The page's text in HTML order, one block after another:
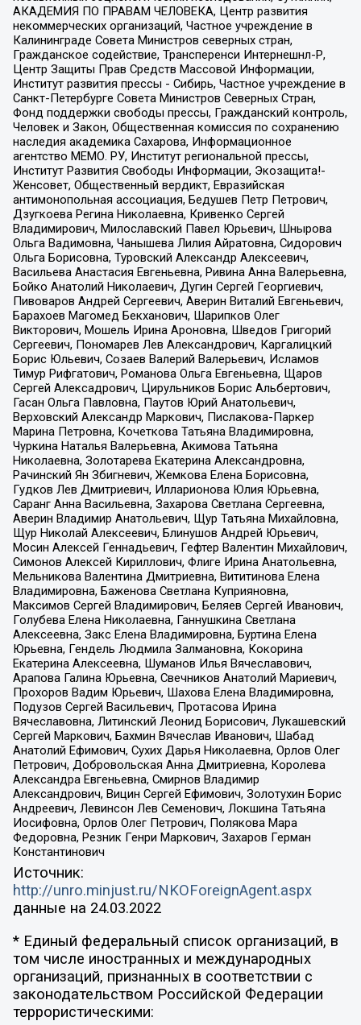
АКАДЕМИЯ ПО ПРАВАМ ЧЕЛОВЕКА, Центр развития
некоммерческих организаций, Частное учреждение в
Калининграде Совета Министров северных стран,
Гражданское содействие, Трансперенси Интернешнл-Р,
Центр Защиты Прав Средств Массовой Информации,
Институт развития прессы - Сибирь, Частное учреждение в
Санкт-Петербурге Совета Министров Северных Стран,
Фонд поддержки свободы прессы, Гражданский контроль,
Человек и Закон, Общественная комиссия по сохранению
наследия академика Сахарова, Информационное
агентство МЕМО. РУ, Институт региональной прессы,
Институт Развития Свободы Информации, Экозащита!-
Женсовет, Общественный вердикт, Евразийская
антимонопольная ассоциация, Бедушев Петр Петрович,
Дзугкоева Регина Николаевна, Кривенко Сергей
Владимирович, Милославский Павел Юрьевич, Шнырова
Ольга Вадимовна, Чанышева Лилия Айратовна, Сидорович
Ольга Борисовна, Туровский Александр Алексеевич,
Васильева Анастасия Евгеньевна, Ривина Анна Валерьевна,
Бойко Анатолий Николаевич, Дугин Сергей Георгиевич,
Пивоваров Андрей Сергеевич, Аверин Виталий Евгеньевич,
Барахоев Магомед Бекханович, Шарипков Олег
Викторович, Мошель Ирина Ароновна, Шведов Григорий
Сергеевич, Пономарев Лев Александрович, Каргалицкий
Борис Юльевич, Созаев Валерий Валерьевич, Исламов
Тимур Рифгатович, Романова Ольга Евгеньевна, Щаров
Сергей Алексадрович, Цирульников Борис Альбертович,
Гасан Ольга Павловна, Паутов Юрий Анатольевич,
Верховский Александр Маркович, Пислакова-Паркер
Марина Петровна, Кочеткова Татьяна Владимировна,
Чуркина Наталья Валерьевна, Акимова Татьяна
Николаевна, Золотарева Екатерина Александровна,
Рачинский Ян Збигневич, Жемкова Елена Борисовна,
Гудков Лев Дмитриевич, Илларионова Юлия Юрьевна,
Саранг Анна Васильевна, Захарова Светлана Сергеевна,
Аверин Владимир Анатольевич, Щур Татьяна Михайловна,
Щур Николай Алексеевич, Блинушов Андрей Юрьевич,
Мосин Алексей Геннадьевич, Гефтер Валентин Михайлович,
Симонов Алексей Кириллович, Флиге Ирина Анатольевна,
Мельникова Валентина Дмитриевна, Вититинова Елена
Владимировна, Баженова Светлана Куприяновна,
Максимов Сергей Владимирович, Беляев Сергей Иванович,
Голубева Елена Николаевна, Ганнушкина Светлана
Алексеевна, Закс Елена Владимировна, Буртина Елена
Юрьевна, Гендель Людмила Залмановна, Кокорина
Екатерина Алексеевна, Шуманов Илья Вячеславович,
Арапова Галина Юрьевна, Свечников Анатолий Мариевич,
Прохоров Вадим Юрьевич, Шахова Елена Владимировна,
Подузов Сергей Васильевич, Протасова Ирина
Вячеславовна, Литинский Леонид Борисович, Лукашевский
Сергей Маркович, Бахмин Вячеслав Иванович, Шабад
Анатолий Ефимович, Сухих Дарья Николаевна, Орлов Олег
Петрович, Добровольская Анна Дмитриевна, Королева
Александра Евгеньевна, Смирнов Владимир
Александрович, Вицин Сергей Ефимович, Золотухин Борис
Андреевич, Левинсон Лев Семенович, Локшина Татьяна
Иосифовна, Орлов Олег Петрович, Полякова Мара
Федоровна, Резник Генри Маркович, Захаров Герман
Константинович
Источник:
http://unro.minjust.ru/NKOForeignAgent.aspx
данные на 24.03.2022
* Единый федеральный список организаций, в
том числе иностранных и международных
организаций, признанных в соответствии с
законодательством Российской Федерации
террористическими: